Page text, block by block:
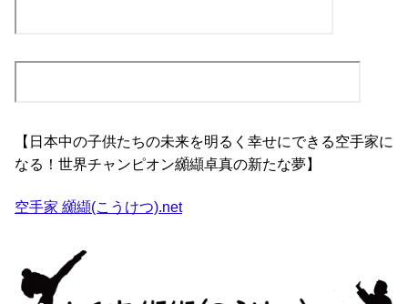
【日本中の子供たちの未来を明るく幸せにできる空手家に
なる！世界チャンピオン纐纈卓真の新たな夢】
空手家 纐纈(こうけつ).net